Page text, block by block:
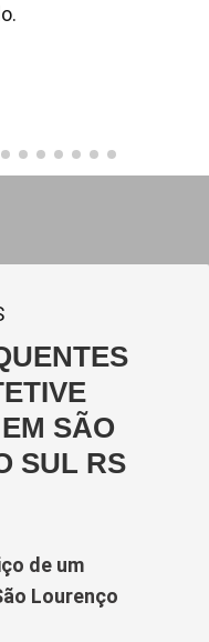
SÃO
SUL RS
de um
Lourenço